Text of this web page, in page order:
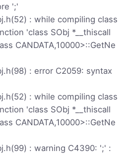
';'
: while compiling class
'class SObj *__thiscall
CANDATA,10000>::GetNe
: error C2059: syntax
: while compiling class
'class SObj *__thiscall
CANDATA,10000>::GetNe
: warning C4390: ';' :